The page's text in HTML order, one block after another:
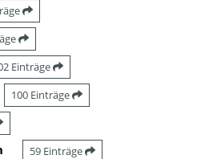
Einträge
100 Einträge
59 Einträge